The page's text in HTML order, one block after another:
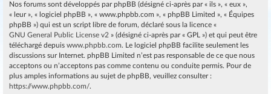
Nos forums sont développés par phpBB (désigné ci-après par « ils », « eux »,
« leur », « logiciel phpBB », « www.phpbb.com », « phpBB Limited », « Équipes
phpBB ») qui est un script libre de forum, déclaré sous la licence «
GNU General Public License v2 » (désigné ci-après par « GPL ») et qui peut être
téléchargé depuis www.phpbb.com. Le logiciel phpBB facilite seulement les
discussions sur Internet. phpBB Limited n’est pas responsable de ce que nous
acceptons ou n’acceptons pas comme contenu ou conduite permis. Pour de
plus amples informations au sujet de phpBB, veuillez consulter :
https://www.phpbb.com/.